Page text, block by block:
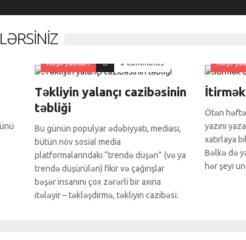
Köşə yazıları 0 Comments
Təkliyin yalançı cazibəsinin
təbliği
Bu günün populyar ədəbiyyatı, mediası,
bütün növ sosial media
platformalarındakı “trendə düşən” (və ya
trendə düşürülən) fikir və çağırışlar
bəşər insanını çox zərərli bir axına
itələyir – təkləşdirmə, təkliyin cazibəsi.
Köşə
Ötən həftə
yazını
xatırlaya
Bəlkə də
hər şeyi